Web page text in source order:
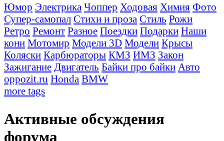
Юмор Электрика Чоппер Ходовая Химия Фото
Супер-самопал Стихи и проза Стиль Рожи
Ретро Ремонт Разное Поездки Подарки Наши
кони Мотомир Модели 3D Модели Крысы
Коляски Карбюраторы КМЗ ИМЗ Закон
Зажигание Двигатель Байки про байки Авто
oppozit.ru Honda BMW
more tags
Активные обсуждения
форума